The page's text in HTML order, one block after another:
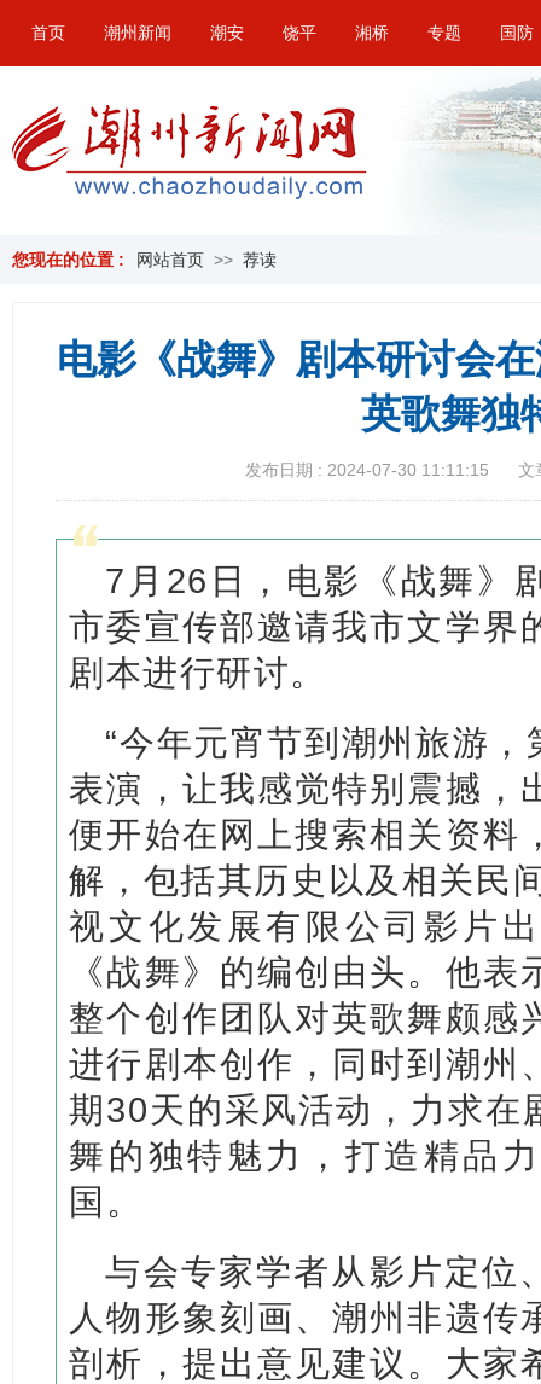
首页 潮州新闻 潮安 饶平 湘桥 专题 国防
您现在的位置 : 网站首页 >> 荐读
电影《战舞》剧本研讨会
英歌舞独
发布日期 : 2024-07-30 11:11:15 文
7月26日，电影《战舞》
市委宣传部邀请我市文学界
剧本进行研讨。
“今年元宵节到潮州旅游
表演，让我感觉特别震撼，
便开始在网上搜索相关资料
解，包括其历史以及相关民
视文化发展有限公司影片
《战舞》的编创由头。他
整个创作团队对英歌舞颇感
进行剧本创作，同时到潮州
期30天的采风活动，力求在
舞的独特魅力，打造精品
国。
与会专家学者从影片定位
人物形象刻画、潮州非遗传
剖析，提出意见建议。大家